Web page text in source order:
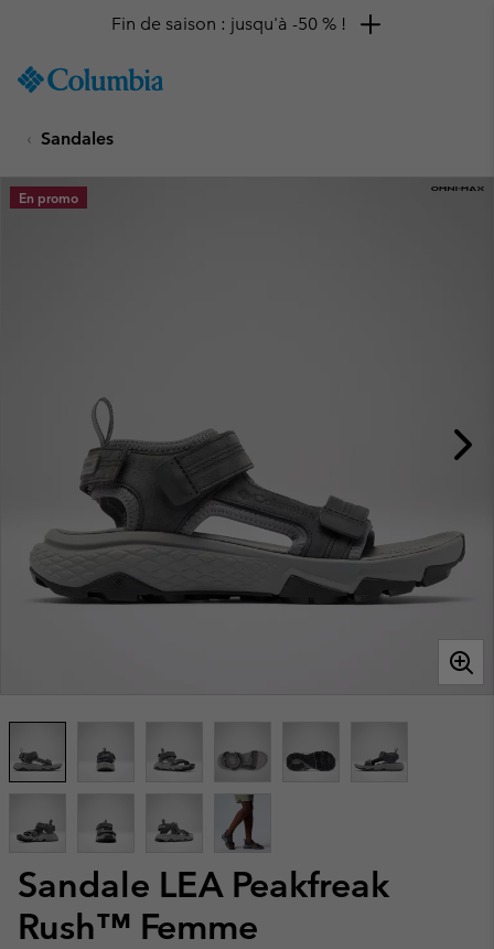
TO
SKIP
MAIN
NAV
Fin de saison : jusqu'à -50 % !
Sandales
Sandale LEA Peakfreak
Rush™ Femme
En promo